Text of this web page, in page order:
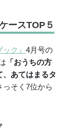
ースTOP５
ック』 4月号の
「おうちの方
あてはまるタ
っそく7位から